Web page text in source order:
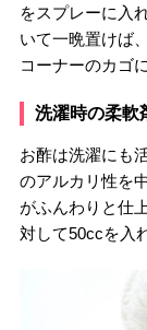
をスプレーに入
いて一晩置けば
コーナーのカゴ
洗濯時の柔軟
お酢は洗濯にも
のアルカリ性を
がふんわりと仕
対して50ccを入